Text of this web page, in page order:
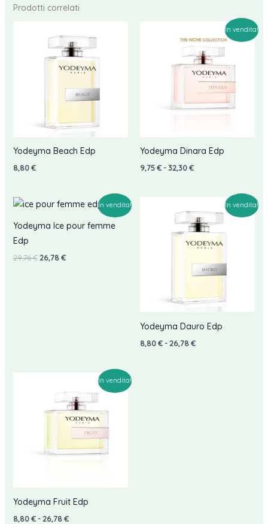
Prodotti correlati
Yodeyma Beach Edp
8,80€
In vendita!
Yodeyma Dinara Edp
9,75€-32,30€Fascia
a
32,30 €
In vendita!
Yodeyma Ice pour femme
Edp
29,76€ Il
26,78€Il
In vendita!
Yodeyma Dauro Edp
8,80€-26,78€Fascia
In vendita!
Yodeyma Fruit Edp
8,80€ - 26,78€Fascia